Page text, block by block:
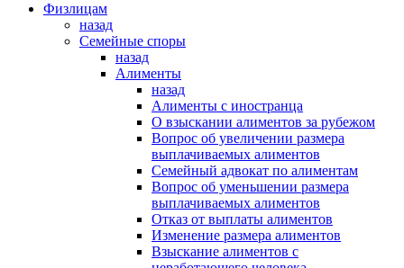
Физлицам
назад
Семейные споры
назад
Алименты
назад
Алименты с иностранца
О взыскании алиментов за рубежом
Вопрос об увеличении размера
выплачиваемых алиментов
Семейный адвокат по алиментам
Вопрос об уменьшении размера
выплачиваемых алиментов
Отказ от выплаты алиментов
Изменение размера алиментов
Взыскание алиментов с